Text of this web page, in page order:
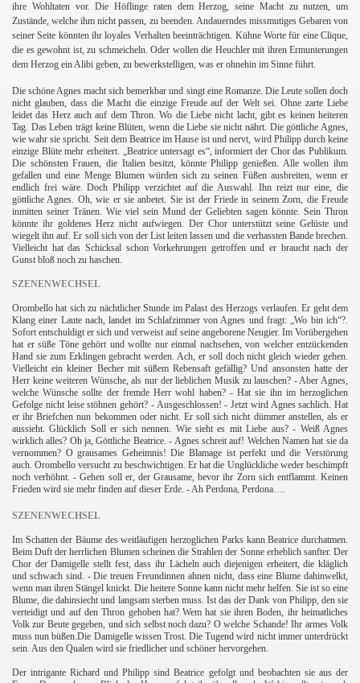
ihre Wohltaten vor. Die Höflinge raten dem Herzog, seine Macht zu nutzen, um
Zustände, welche ihm nicht passen, zu beenden. Andauerndes missmutiges Gebaren von
seiner Seite könnten ihr loyales Verhalten beeinträchtigen. Kühne Worte für eine Clique,
die es gewohnt ist, zu schmeicheln. Oder wollen die Heuchler mit ihren Ermunterungen
dem Herzog ein Alibi geben, zu bewerkstelligen, was er ohnehin im Sinne führt.
Die schöne Agnes macht sich bemerkbar und singt eine Romanze. Die Leute sollen doch
nicht glauben, dass die Macht die einzige Freude auf der Welt sei. Ohne zarte Liebe
leidet das Herz auch auf dem Thron. Wo die Liebe nicht lacht, gibt es keinen heiteren
Tag. Das Leben trägt keine Blüten, wenn die Liebe sie nicht nährt. Die göttliche Agnes,
wie wahr sie spricht. Seit dem Beatrice im Hause ist und nervt, wird Philipp durch keine
einzige Blüte mehr erheitert. „Beatrice untersagt es“, informiert der Chor das Publikum.
Die schönsten Frauen, die Italien besitzt, könnte Philipp genießen. Alle wollen ihm
gefallen und eine Menge Blumen würden sich zu seinen Füßen ausbreiten, wenn er
endlich frei wäre. Doch Philipp verzichtet auf die Auswahl. Ihn reizt nur eine, die
göttliche Agnes. Oh, wie er sie anbetet. Sie ist der Friede in seinem Zorn, die Freude
inmitten seiner Tränen. Wie viel sein Mund der Geliebten sagen könnte. Sein Thron
könnte ihr goldenes Herz nicht aufwiegen. Der Chor unterstützt seine Gelüste und
wiegelt ihn auf. Er soll sich von der List leiten lassen und die verhassten Bande brechen.
Vielleicht hat das Schicksal schon Vorkehrungen getroffen und er braucht nach der
Gunst bloß noch zu haschen.
SZENENWECHSEL
Orombello hat sich zu nächtlicher Stunde im Palast des Herzogs verlaufen. Er geht dem
Klang einer Laute nach, landet im Schlafzimmer von Agnes und fragt: „Wo bin ich“?.
Sofort entschuldigt er sich und verweist auf seine angeborene Neugier. Im Vorübergehen
hat er süße Töne gehört und wollte nur einmal nachsehen, von welcher entzückenden
Hand sie zum Erklingen gebracht werden. Ach, er soll doch nicht gleich wieder gehen.
Vielleicht ein kleiner Becher mit süßem Rebensaft gefällig? Und ansonsten hatte der
Herr keine weiteren Wünsche, als nur der lieblichen Musik zu lauschen? - Aber Agnes,
welche Wünsche sollte der fremde Herr wohl haben? - Hat sie ihn im herzoglichen
Gefolge nicht leise stöhnen gehört? - Ausgeschlossen! - Jetzt wird Agnes sachlich. Hat
er ihr Briefchen nun bekommen oder nicht. Er soll sich nicht dümmer anstellen, als er
aussieht. Glücklich Soll er sich nennen. Wie sieht es mit Liebe aus? - Weiß Agnes
wirklich alles? Oh ja, Göttliche Beatrice. - Agnes schreit auf! Welchen Namen hat sie da
vernommen? O grausames Geheimnis! Die Blamage ist perfekt und die Verstörung
auch. Orombello versucht zu beschwichtigen. Er hat die Unglückliche weder beschimpft
noch verhöhnt. - Gehen soll er, der Grausame, bevor ihr Zorn sich entflammt. Keinen
Frieden wird sie mehr finden auf dieser Erde. - Ah Perdona, Perdona….
SZENENWECHSEL
Im Schatten der Bäume des weitläufigen herzoglichen Parks kann Beatrice durchatmen.
Beim Duft der herrlichen Blumen scheinen die Strahlen der Sonne erheblich sanfter. Der
Chor der Damigelle stellt fest, dass ihr Lächeln auch diejenigen erheitert, die kläglich
und schwach sind. - Die treuen Freundinnen ahnen nicht, dass eine Blume dahinwelkt,
wenn man ihren Stängel knickt. Die heitere Sonne kann nicht mehr helfen. Sie ist so eine
Blume, die dahinsiecht und langsam sterben muss. Ist das der Dank von Philipp, den sie
verteidigt und auf den Thron gehoben hat? Wem hat sie ihren Boden, ihr heimatliches
Volk zur Beute gegeben, und sich selbst noch dazu? O welche Schande! Ihr armes Volk
muss nun büßen.Die Damigelle wissen Trost. Die Tugend wird nicht immer unterdrückt
sein. Aus den Qualen wird sie friedlicher und schöner hervorgehen.
Der intrigante Richard und Philipp sind Beatrice gefolgt und beobachten sie aus der